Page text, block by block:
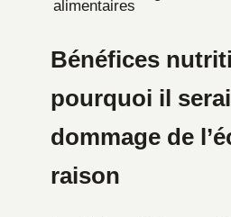
alimentaires
Bénéfices
pourquoi il
dommage de
raison